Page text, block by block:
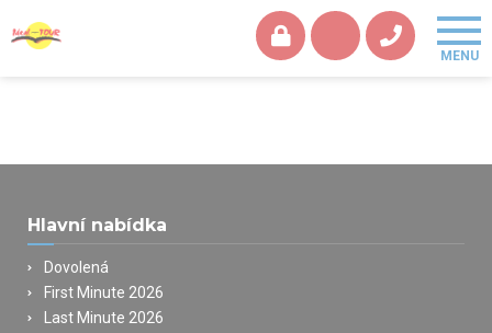
Hlavní nabídka
Dovolená
First Minute 2026
Last Minute 2026